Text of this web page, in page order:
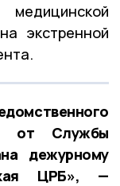
экстренной
от Службы
дежурному
ЦРБ», —